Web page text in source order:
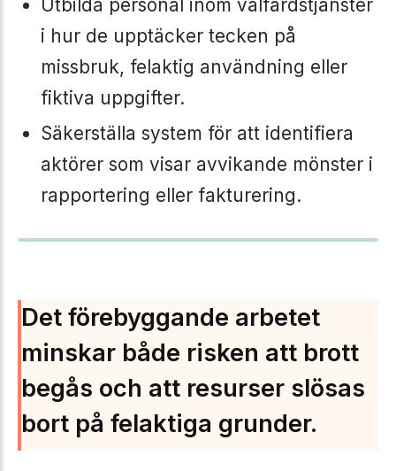
Utbilda personal inom välfärdstjänster
i hur de upptäcker tecken på
missbruk, felaktig användning eller
fiktiva uppgifter.
Säkerställa system för att identifiera
aktörer som visar avvikande mönster i
rapportering eller fakturering.
Det förebyggande arbetet
minskar både risken att brott
begås och att resurser slösas
bort på felaktiga grunder.